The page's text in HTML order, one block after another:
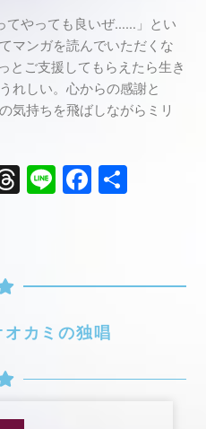
てやっても良いぜ……」とい
マンガを読んでいただくな
とご支援してもらえたら生き
れしい。心からの感謝と
気持ちを飛ばしながらミリ
Threads
Line
オカミの独唱